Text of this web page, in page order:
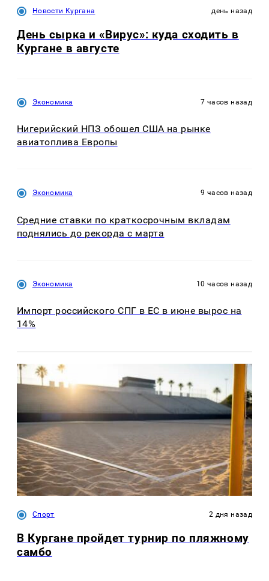
Новости Кургана день назад
День сырка и «Вирус»: куда сходить в
Кургане в августе
Экономика 7 часов назад
Нигерийский НПЗ обошел США на рынке
авиатоплива Европы
Экономика 9 часов назад
Средние ставки по краткосрочным вкладам
поднялись до рекорда с марта
Экономика 10 часов назад
Импорт российского СПГ в ЕС в июне вырос на
14%
Спорт 2 дня назад
В Кургане пройдет турнир по пляжному
самбо